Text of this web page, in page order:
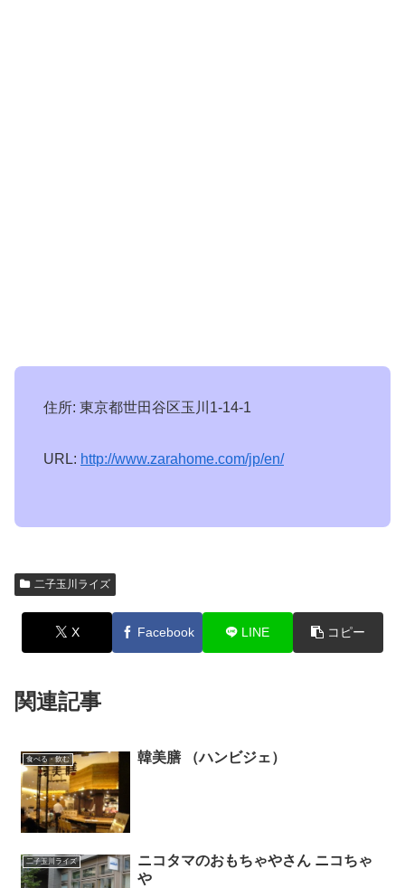
住所: 東京都世田谷区玉川1-14-1
URL: http://www.zarahome.com/jp/en/
二子玉川ライズ
X Facebook LINE コピー
関連記事
食べる・飲む 韓美膳 （ハンビジェ）
二子玉川ライズ
ニコタマのおもちゃやさん ニコちゃ
や